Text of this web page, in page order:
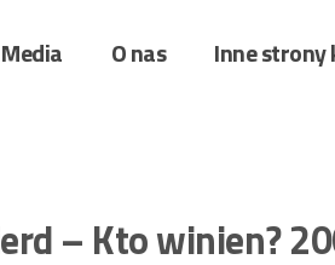
Media O nas Inne strony
– Kto winien?